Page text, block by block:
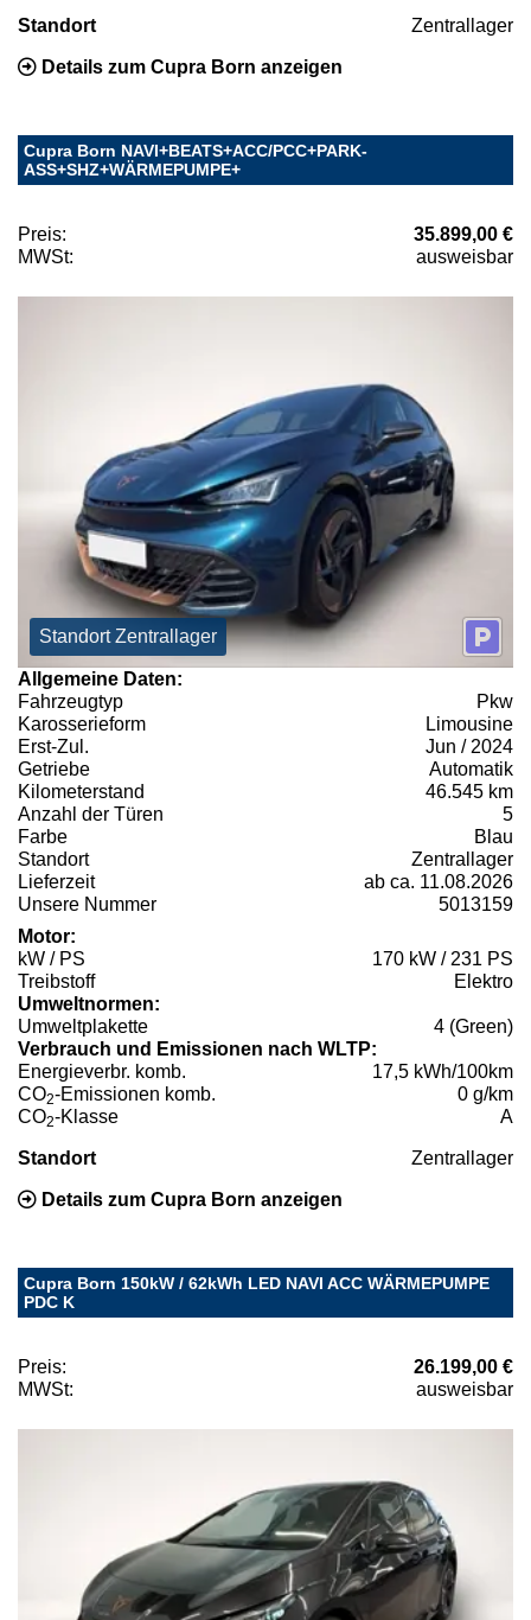
Standort Zentrallager
Details zum Cupra Born anzeigen
Cupra Born NAVI+BEATS+ACC/PCC+PARK-
ASS+SHZ+WÄRMEPUMPE+
Preis:
35.899,00 €
MWSt:
ausweisbar
Standort Zentrallager
Allgemeine Daten:
Fahrzeugtyp
Pkw
Karosserieform
Limousine
Erst-Zul.
Jun / 2024
Getriebe
Automatik
Kilometerstand
46.545 km
Anzahl der Türen
5
Farbe
Blau
Standort
Zentrallager
Lieferzeit
ab ca. 11.08.2026
Unsere Nummer
5013159
Motor:
kW / PS
170 kW / 231 PS
Treibstoff
Elektro
Umweltnormen:
Umweltplakette
4 (Green)
Verbrauch und Emissionen nach WLTP:
Energieverbr. komb.
17,5 kWh/100km
CO2-Emissionen komb.
0 g/km
CO2-Klasse A
Standort Zentrallager
Details zum Cupra Born anzeigen
Cupra Born 150kW / 62kWh LED NAVI ACC WÄRMEPUMPE
PDC K
Preis:
26.199,00 €
MWSt:
ausweisbar